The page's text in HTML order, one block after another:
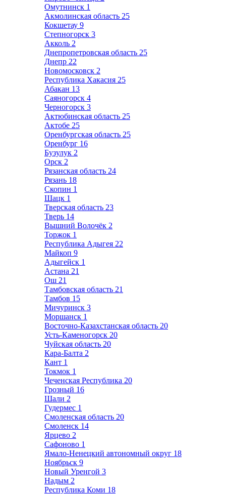
Омутнинск 1
Акмолинская область 25
Кокшетау 9
Степногорск 3
Акколь 2
Днепропетровская область 25
Днепр 22
Новомосковск 2
Республика Хакасия 25
Абакан 13
Саяногорск 4
Черногорск 3
Актюбинская область 25
Актобе 25
Оренбургская область 25
Оренбург 16
Бузулук 2
Орск 2
Рязанская область 24
Рязань 18
Скопин 1
Шацк 1
Тверская область 23
Тверь 14
Вышний Волочёк 2
Торжок 1
Республика Адыгея 22
Майкоп 9
Адыгейск 1
Астана 21
Ош 21
Тамбовская область 21
Тамбов 15
Мичуринск 3
Моршанск 1
Восточно-Казахстанская область 20
Усть-Каменогорск 20
Чуйская область 20
Кара-Балта 2
Кант 1
Токмок 1
Чеченская Республика 20
Грозный 16
Шали 2
Гудермес 1
Смоленская область 20
Смоленск 14
Ярцево 2
Сафоново 1
Ямало-Ненецкий автономный округ 18
Ноябрьск 9
Новый Уренгой 3
Надым 2
Республика Коми 18